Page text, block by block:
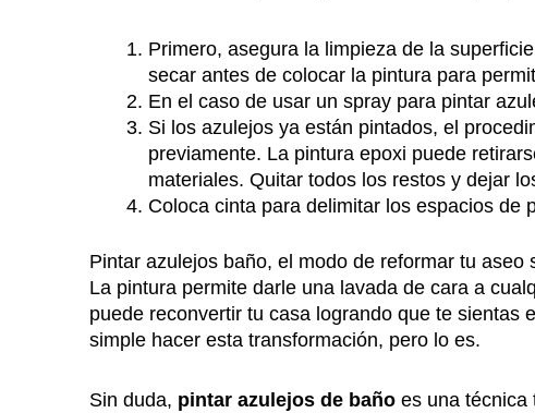
Primero, asegura la limpieza de la
secar antes de colocar la pintura para
En el caso de usar un spray para pintar
Si los azulejos ya están pintados, el
previamente. La pintura epoxi puede
materiales. Quitar todos los restos y dejar
Coloca cinta para delimitar los espacios de
Pintar azulejos baño, el modo de reformar tu aseo
La pintura permite darle una lavada de cara a
puede reconvertir tu casa logrando que te sientas
simple hacer esta transformación, pero lo es.
Sin duda, pintar azulejos de baño es una técnica